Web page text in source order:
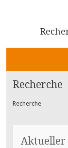
ZUM
INHALT
Recherche
Recherche
Aktueller